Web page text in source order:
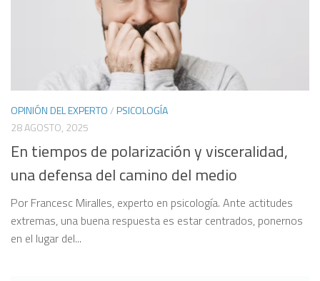
OPINIÓN DEL EXPERTO/PSICOLOGÍA
28 AGOSTO, 2025
En tiempos de polarización y visceralidad,
una defensa del camino del medio
Por Francesc Miralles, experto en psicología. Ante actitudes
extremas, una buena respuesta es estar centrados, ponernos
en el lugar del...